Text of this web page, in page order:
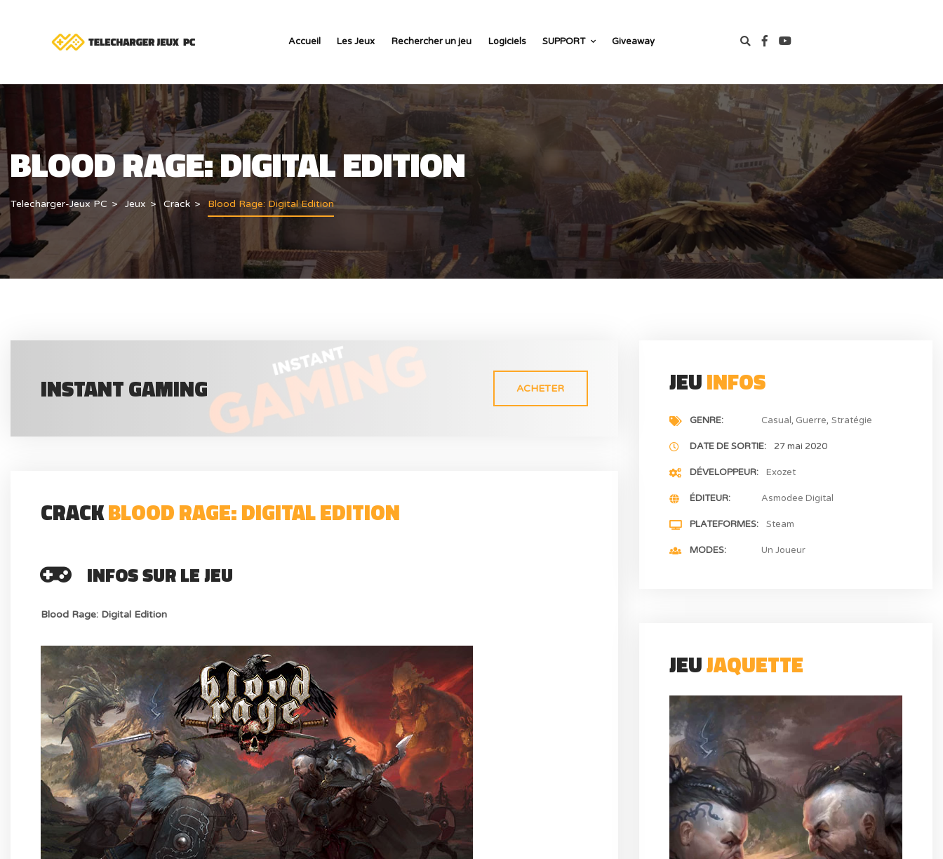
Accueil Les Jeux Rechercher un jeu Logiciels SUPPORT Giveaway
BLOOD RAGE: DIGITAL EDITION
Telecharger-Jeux PC Jeux Crack Blood Rage: Digital Edition
INSTANT GAMING ACHETER
CRACKBLOOD RAGE: DIGITAL EDITION
INFOS SUR LE JEU
Blood Rage: Digital Edition
JEUINFOS
GENRE Casual Guerre Stratégie
DATE DE SORTIE 27 mai 2020
DÉVELOPPEUR Exozet
ÉDITEUR Asmodee Digital
PLATEFORMES Steam
MODES Un Joueur
JEUJAQUETTE